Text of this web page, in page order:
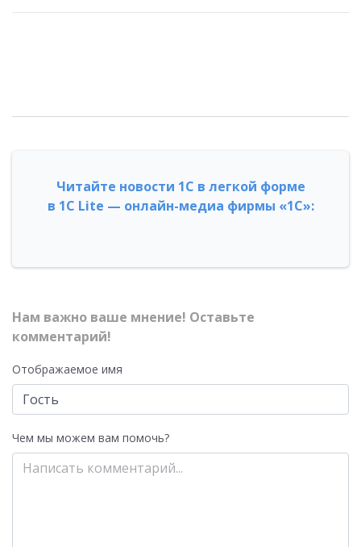
Читайте новости 1С в легкой форме
в 1С Lite — онлайн-медиа фирмы «1С»:
Нам важно ваше мнение! Оставьте
комментарий!
Отображаемое имя
Чем мы можем вам помочь?